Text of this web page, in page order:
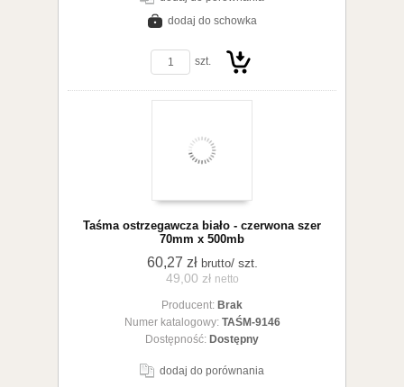
dodaj do schowka
szt.
koszyka
Taśma ostrzegawcza biało - czerwona szer
70mm x 500mb
60,27 zł brutto/ szt.
49,00 zł netto
Producent: Brak
Numer katalogowy: TAŚM-9146
Dostępność: Dostępny
dodaj do porównania